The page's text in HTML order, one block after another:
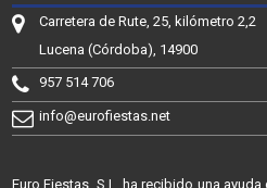
Carretera de Rute, 25, kilómetro 2,2
Lucena (Córdoba), 14900
957 514 706
info@eurofiestas.net
Euro Fiestas, S.L. ha recibido una